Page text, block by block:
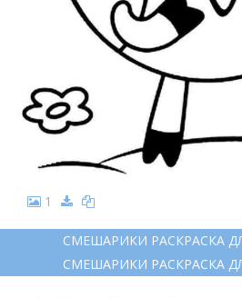
1
СМЕШАРИКИ РАСКРАСКА
СМЕШАРИКИ РАСКРАСКА